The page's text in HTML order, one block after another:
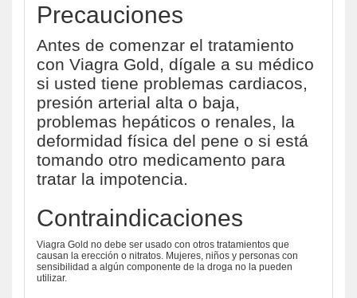
Precauciones
Antes de comenzar el tratamiento
con Viagra Gold, dígale a su médico
si usted tiene problemas cardiacos,
presión arterial alta o baja,
problemas hepáticos o renales, la
deformidad física del pene o si está
tomando otro medicamento para
tratar la impotencia.
Contraindicaciones
Viagra Gold no debe ser usado con otros tratamientos que
causan la erección o nitratos. Mujeres, niños y personas con
sensibilidad a algún componente de la droga no la pueden
utilizar.